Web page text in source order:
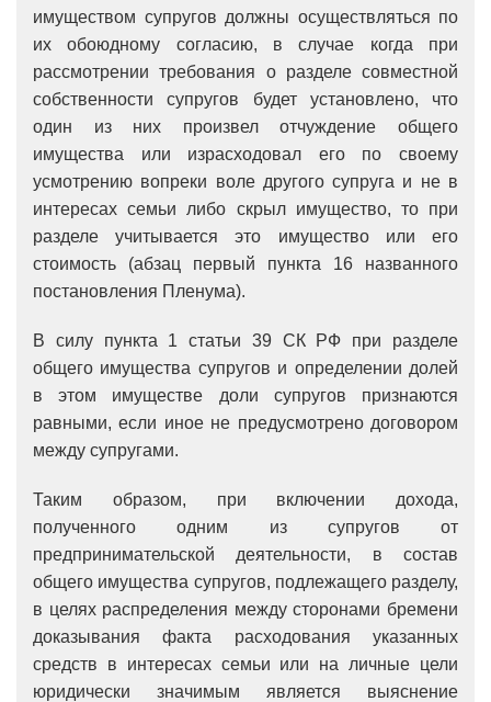
имуществом супругов должны осуществляться по
их обоюдному согласию, в случае когда при
рассмотрении требования о разделе совместной
собственности супругов будет установлено, что
один из них произвел отчуждение общего
имущества или израсходовал его по своему
усмотрению вопреки воле другого супруга и не в
интересах семьи либо скрыл имущество, то при
разделе учитывается это имущество или его
стоимость (абзац первый пункта 16 названного
постановления Пленума).
В силу пункта 1 статьи 39 СК РФ при разделе
общего имущества супругов и определении долей
в этом имуществе доли супругов признаются
равными, если иное не предусмотрено договором
между супругами.
Таким образом, при включении дохода,
полученного одним из супругов от
предпринимательской деятельности, в состав
общего имущества супругов, подлежащего разделу,
в целях распределения между сторонами бремени
доказывания факта расходования указанных
средств в интересах семьи или на личные цели
юридически значимым является выяснение